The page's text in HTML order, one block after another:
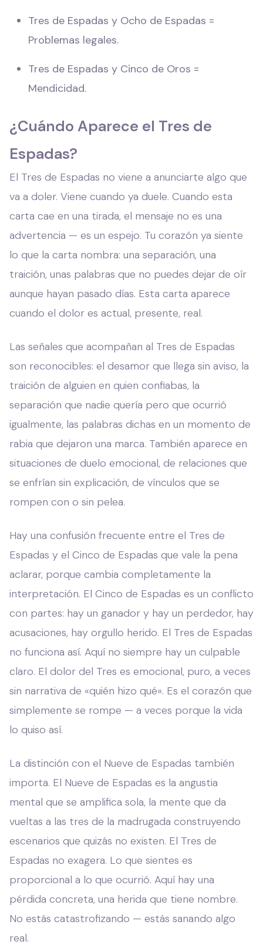
Tres de Espadas y Ocho de Espadas =
Problemas legales.
Tres de Espadas y Cinco de Oros =
Mendicidad.
¿Cuándo Aparece el Tres de
Espadas?
El Tres de Espadas no viene a anunciarte algo que
va a doler. Viene cuando ya duele. Cuando esta
carta cae en una tirada, el mensaje no es una
advertencia — es un espejo. Tu corazón ya siente
lo que la carta nombra: una separación, una
traición, unas palabras que no puedes dejar de oír
aunque hayan pasado días. Esta carta aparece
cuando el dolor es actual, presente, real.
Las señales que acompañan al Tres de Espadas
son reconocibles: el desamor que llega sin aviso, la
traición de alguien en quien confiabas, la
separación que nadie quería pero que ocurrió
igualmente, las palabras dichas en un momento de
rabia que dejaron una marca. También aparece en
situaciones de duelo emocional, de relaciones que
se enfrían sin explicación, de vínculos que se
rompen con o sin pelea.
Hay una confusión frecuente entre el Tres de
Espadas y el Cinco de Espadas que vale la pena
aclarar, porque cambia completamente la
interpretación. El Cinco de Espadas es un conflicto
con partes: hay un ganador y hay un perdedor, hay
acusaciones, hay orgullo herido. El Tres de Espadas
no funciona así. Aquí no siempre hay un culpable
claro. El dolor del Tres es emocional, puro, a veces
sin narrativa de «quién hizo qué». Es el corazón que
simplemente se rompe — a veces porque la vida
lo quiso así.
La distinción con el Nueve de Espadas también
importa. El Nueve de Espadas es la angustia
mental que se amplifica sola, la mente que da
vueltas a las tres de la madrugada construyendo
escenarios que quizás no existen. El Tres de
Espadas no exagera. Lo que sientes es
proporcional a lo que ocurrió. Aquí hay una
pérdida concreta, una herida que tiene nombre.
No estás catastrofizando — estás sanando algo
real.